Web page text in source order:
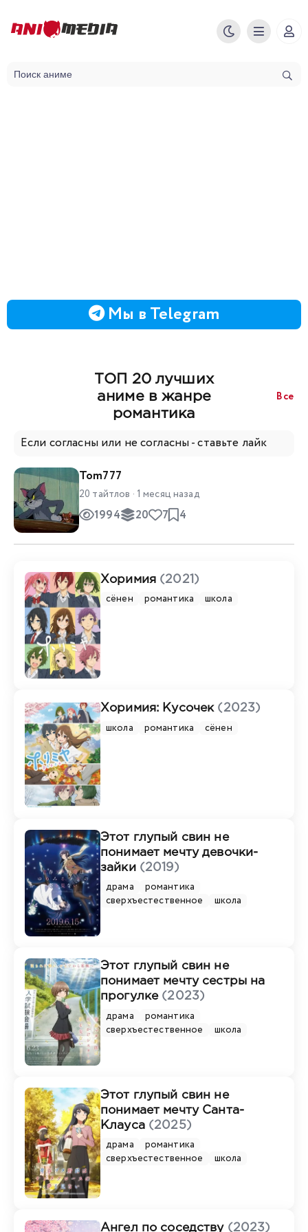
Мы в Telegram
ТОП 20 лучших
аниме в жанре
романтика
Все
Если согласны или не согласны - ставьте лайк
Tom777
20 тайтлов · 1 месяц назад
1994 20 7 4
Хоримия (2021)
сёнен романтика школа
Хоримия: Кусочек (2023)
школа романтика сёнен
Этот глупый свин не
понимает мечту девочки-
зайки (2019)
драма
романтика
сверхъестественное
школа
Этот глупый свин не
понимает мечту сестры на
прогулке (2023)
драма
романтика
сверхъестественное
школа
Этот глупый свин не
понимает мечту Санта-
Клауса (2025)
драма
романтика
сверхъестественное
школа
Ангел по соседству (2023)